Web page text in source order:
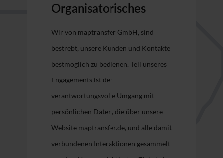
Organisatorisches
Wir von maptransfer GmbH, sind
bestrebt, unsere Kunden und Kontakte
bestmöglich zu bedienen. Teil unseres
Engagements ist der
verantwortungsvolle Umgang mit
persönlichen Daten, die über unsere
Website maptransfer.de, und alle damit
verbundenen Interaktionen gesammelt